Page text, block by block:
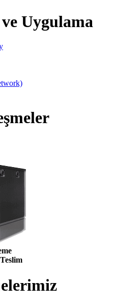
Uygulama